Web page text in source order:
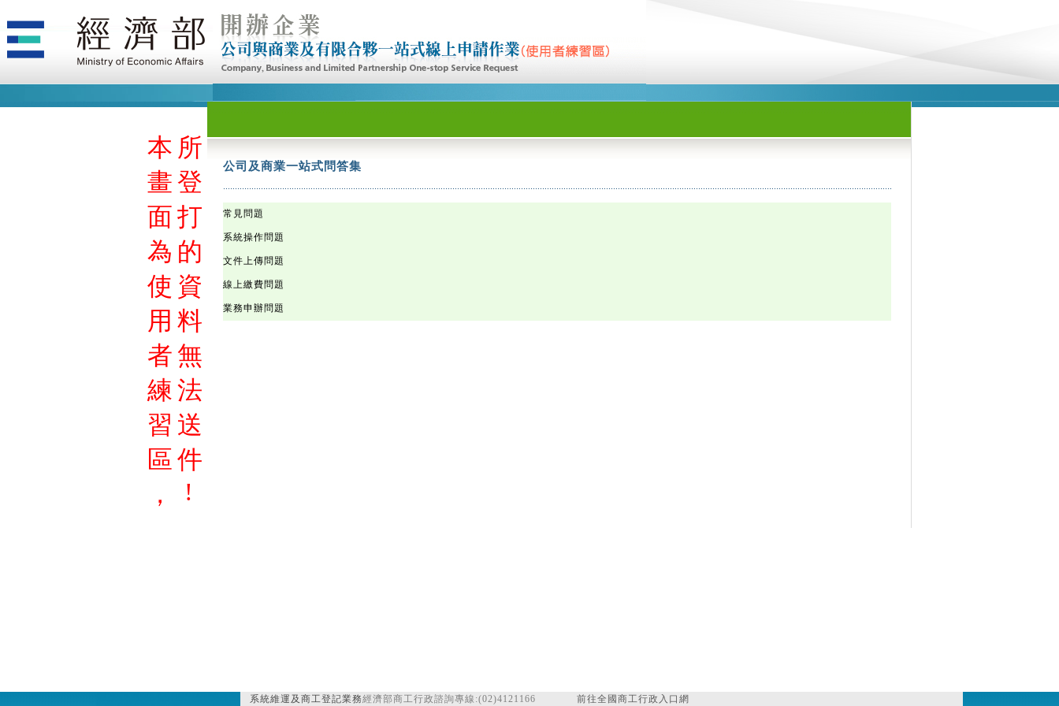
本
本
本
本
本
本
本
本
本
本
本
本
本
本
本
本
本
本
本
本
本
本
本
本
本
本
本
本
本
本
本
本
本
本
本
本
本
本
本
本
本
本
本
本
本
本
本